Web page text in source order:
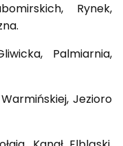
Rynek,
Palmiarnia,
Jezioro